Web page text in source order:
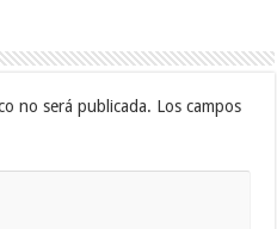
no será publicada. Los campos